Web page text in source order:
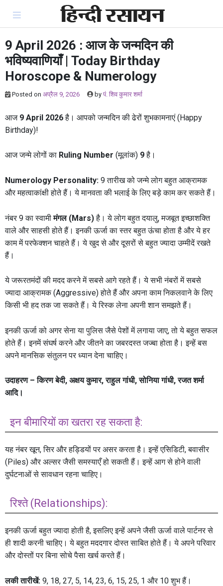
content
9 April 2026 : आज के जन्मदिन की
भविष्यवाणियाँ | Today Birthday
Horoscope & Numerology
Posted on अप्रैल 9, 2026 by पं. शिव कुमार शर्मा
आज 9 April 2026है। आपको जन्मदिन की ढेरों शुभकामनाएं (Happy
Birthday)!
आज जन्मे लोगों का Ruling Number (मूलांक) 9है।
Numerology Personality: 9 तारीख को जन्मे लोग बहुत आक्रामक
और महत्वाकांक्षी होते हैं। ये मानवता की भलाई के लिए बड़े काम कर सकते हैं।
नंबर 9 का स्वामीमंगल (Mars)है। ये लोग बहुत दयालु, मजबूत इच्छाशक्ति
वाले और साहसी होते हैं। इनकी ऊर्जा का स्तर बहुत ऊंचा होता है और ये हर
काम में परफेक्शन चाहते हैं। ये खुद से और दूसरों से बहुत ज्यादा उम्मीदें रखते
हैं।
ये जरूरतमंदों की मदद करने में सबसे आगे रहते हैं। ये सभी नंबरों में सबसे
ज्यादा आक्रामक (Aggressive) होते हैं और अपना काम निकलवाने के लिए
किसी भी हद तक जा सकते हैं। ये रिस्क लेना अपनी शान समझते हैं।
इनकी ऊर्जा को अगर सेना या पुलिस जैसे पेशों में लगाया जाए, तो ये बहुत सफल
होते हैं। इनमें संघर्ष करने और जीतने का जबरदस्त जज्बा होता है। इन्हें बस
अपने मानसिक संतुलन पर ध्यान देना चाहिए।
उदाहरण – किरण बेदी, अक्षय कुमार, राहुल गांधी, सोनिया गांधी, रजत शर्मा
आदि।
इन बीमारियों का खतरा रह सकता है:
यह नंबर खून, सिर और हड्डियों पर असर करता है। इन्हें एसिडिटी, बवासीर
(Piles) और अल्सर जैसी समस्याएँ हो सकती हैं। इन्हें आग से होने वाली
दुर्घटनाओं से सावधान रहना चाहिए।
रिश्ते (Relationships):
इनकी ऊर्जा बहुत ज्यादा होती है, इसलिए इन्हें अपने जैसी ऊर्जा वाले पार्टनर से
ही शादी करनी चाहिए। ये बहुत मददगार दोस्त साबित होते हैं। ये अपने परिवार
और दोस्तों पर बिना सोचे पैसा खर्च करते हैं।
लकी तारीखें: 9, 18, 27, 5, 14, 23, 6, 15, 25, 1 और 10 शुभ हैं।